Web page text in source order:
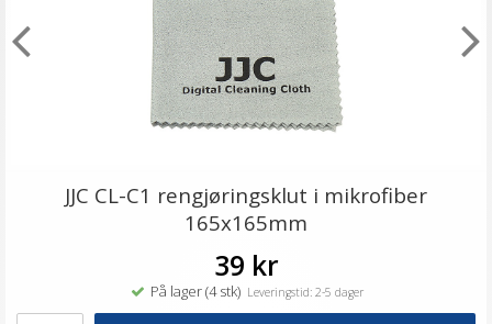
JJC CL-C1 rengjøringsklut i mikrofiber
165x165mm
39 kr
På lager (4 stk)Leveringstid: 2-5 dager